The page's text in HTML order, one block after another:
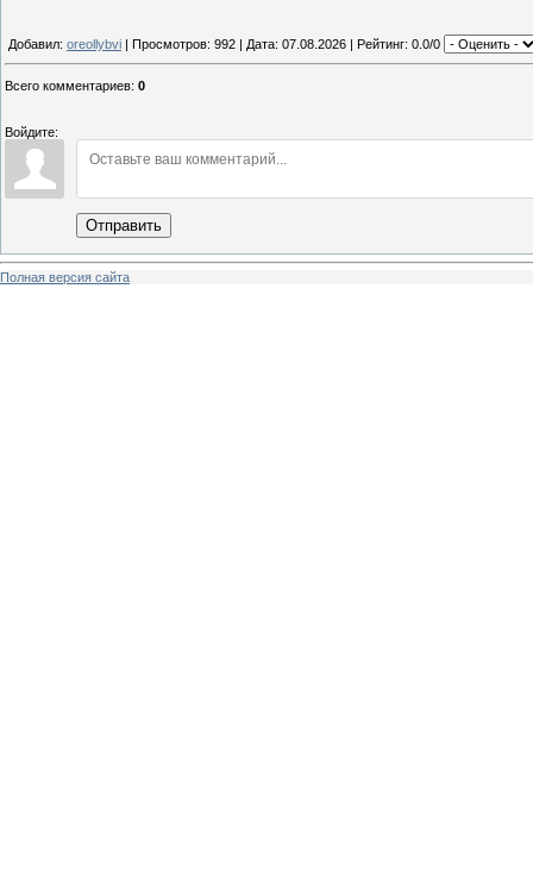
Добавил: oreollybvi | Просмотров: 992 | Дата: 07.08.2026 | Рейтинг: 0.0/0
Всего комментариев: 0
Войдите:
Отправить
Полная версия сайта